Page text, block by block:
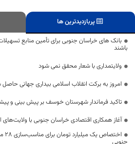
پربازدیدترین ها
بانک های خراسان جنوبی برای تأمین منابع
باشند
ولایتمداری با شعار محقق نمی شود
امروز به برکت انقلاب اسلامی بیداری جهانی
تاکید فرماندار شهرستان خوسف بر پیش بینی و
آغاز همکاری اقتصادی خراسان جنوبی با ولایت‌های